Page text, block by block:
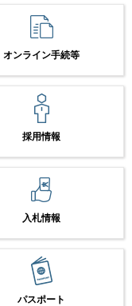
オンライン手続等
採用情報
入札情報
パスポート